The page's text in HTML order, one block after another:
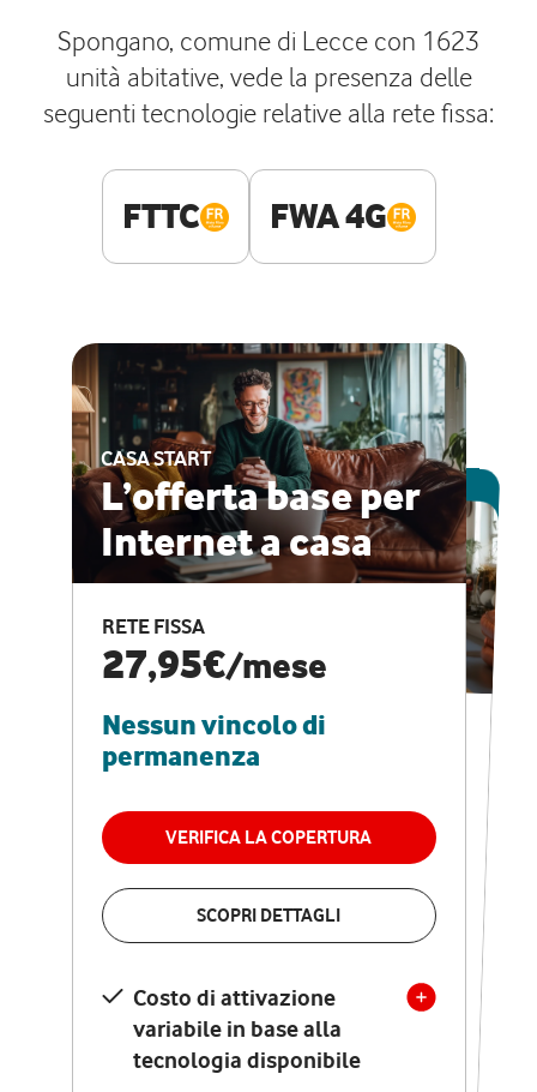
Spongano, comune di Lecce con 1623
unità abitative, vede la presenza delle
seguenti tecnologie relative alla rete fissa:
FTTC FWA 4G
CASA START
L’offerta base per
Internet a casa
RETE FISSA
27,95€/mese
Nessun vincolo di
permanenza
VERIFICA LA COPERTURA
SCOPRI DETTAGLI
Costo di attivazione
variabile in base alla
tecnologia disponibile
ESCLUSIVA ONLINE
CASA PRO
Internet veloce e
vantaggi speciali
RETE FISSA + VODAFONE CLUB
29,95€
permanenza
VERIFICA LA COPERTURA
Costo di attivazione
variabile in base alla
tecnologia disponibile